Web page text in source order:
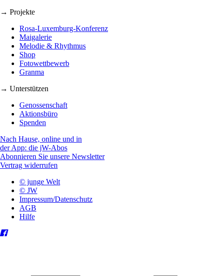
→ Projekte
Rosa-Luxemburg-Konferenz
Maigalerie
Melodie & Rhythmus
Shop
Fotowettbewerb
Granma
→ Unterstützen
Genossenschaft
Aktionsbüro
Spenden
Nach Hause, online und in
der App: die jW-Abos
Abonnieren Sie unsere Newsletter
Vertrag widerrufen
© junge Welt
© JW
Impressum/Datenschutz
AGB
Hilfe